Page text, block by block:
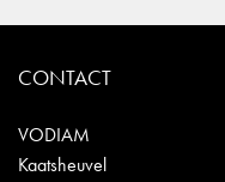
CONTACT
VODIAM
Kaatsheuvel